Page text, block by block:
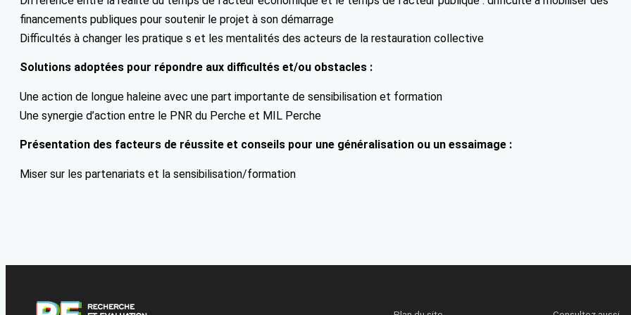
financements publiques pour soutenir le projet à son démarrage
Difficultés à changer les pratique s et les mentalités des acteurs de la restauration collective
Solutions adoptées pour répondre aux difficultés et/ou obstacles :
Une action de longue haleine avec une part importante de sensibilisation et formation
Une synergie d’action entre le PNR du Perche et MIL Perche
Présentation des facteurs de réussite et conseils pour une généralisation ou un essaimage :
Miser sur les partenariats et la sensibilisation/formation